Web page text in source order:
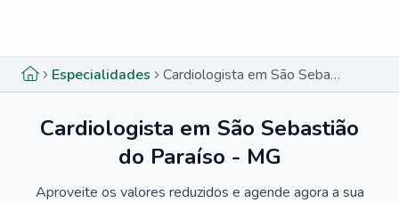
Especialidades Cardiologista em São Sebastião do Paraíso - MG
Cardiologista em São Sebastião
do Paraíso - MG
Aproveite os valores reduzidos e agende agora a sua